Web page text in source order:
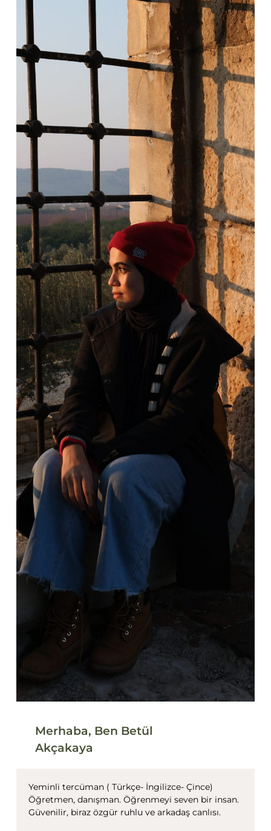
Merhaba, Ben Betül
Akçakaya
Yeminli tercüman ( Türkçe- İngilizce- Çince)
Öğretmen, danışman. Öğrenmeyi seven bir insan.
Güvenilir, biraz özgür ruhlu ve arkadaş canlısı.